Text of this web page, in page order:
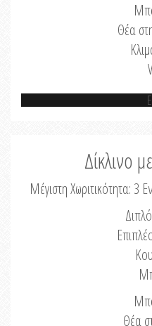
Θέα
Δίκλινο
Μέγιστη Χωριτικότητα: 3
Θέα